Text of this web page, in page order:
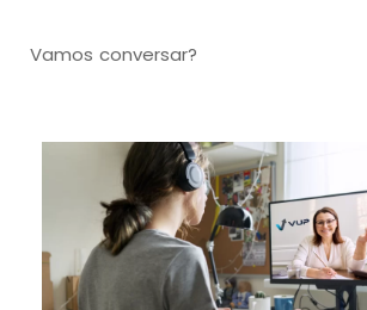
Vamos conversar?